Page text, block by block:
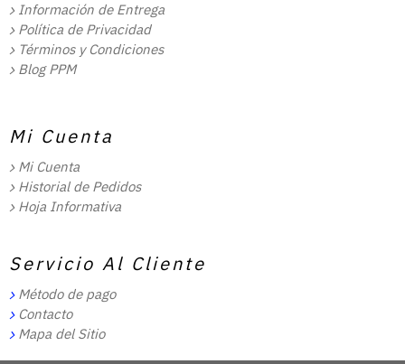
Información de Entrega
Política de Privacidad
Términos y Condiciones
Blog PPM
Mi Cuenta
Mi Cuenta
Historial de Pedidos
Hoja Informativa
Servicio Al Cliente
Método de pago
Contacto
Mapa del Sitio